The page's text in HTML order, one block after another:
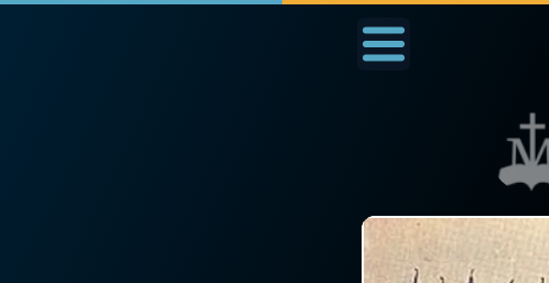
Nous soutenir
Prier au quotidien